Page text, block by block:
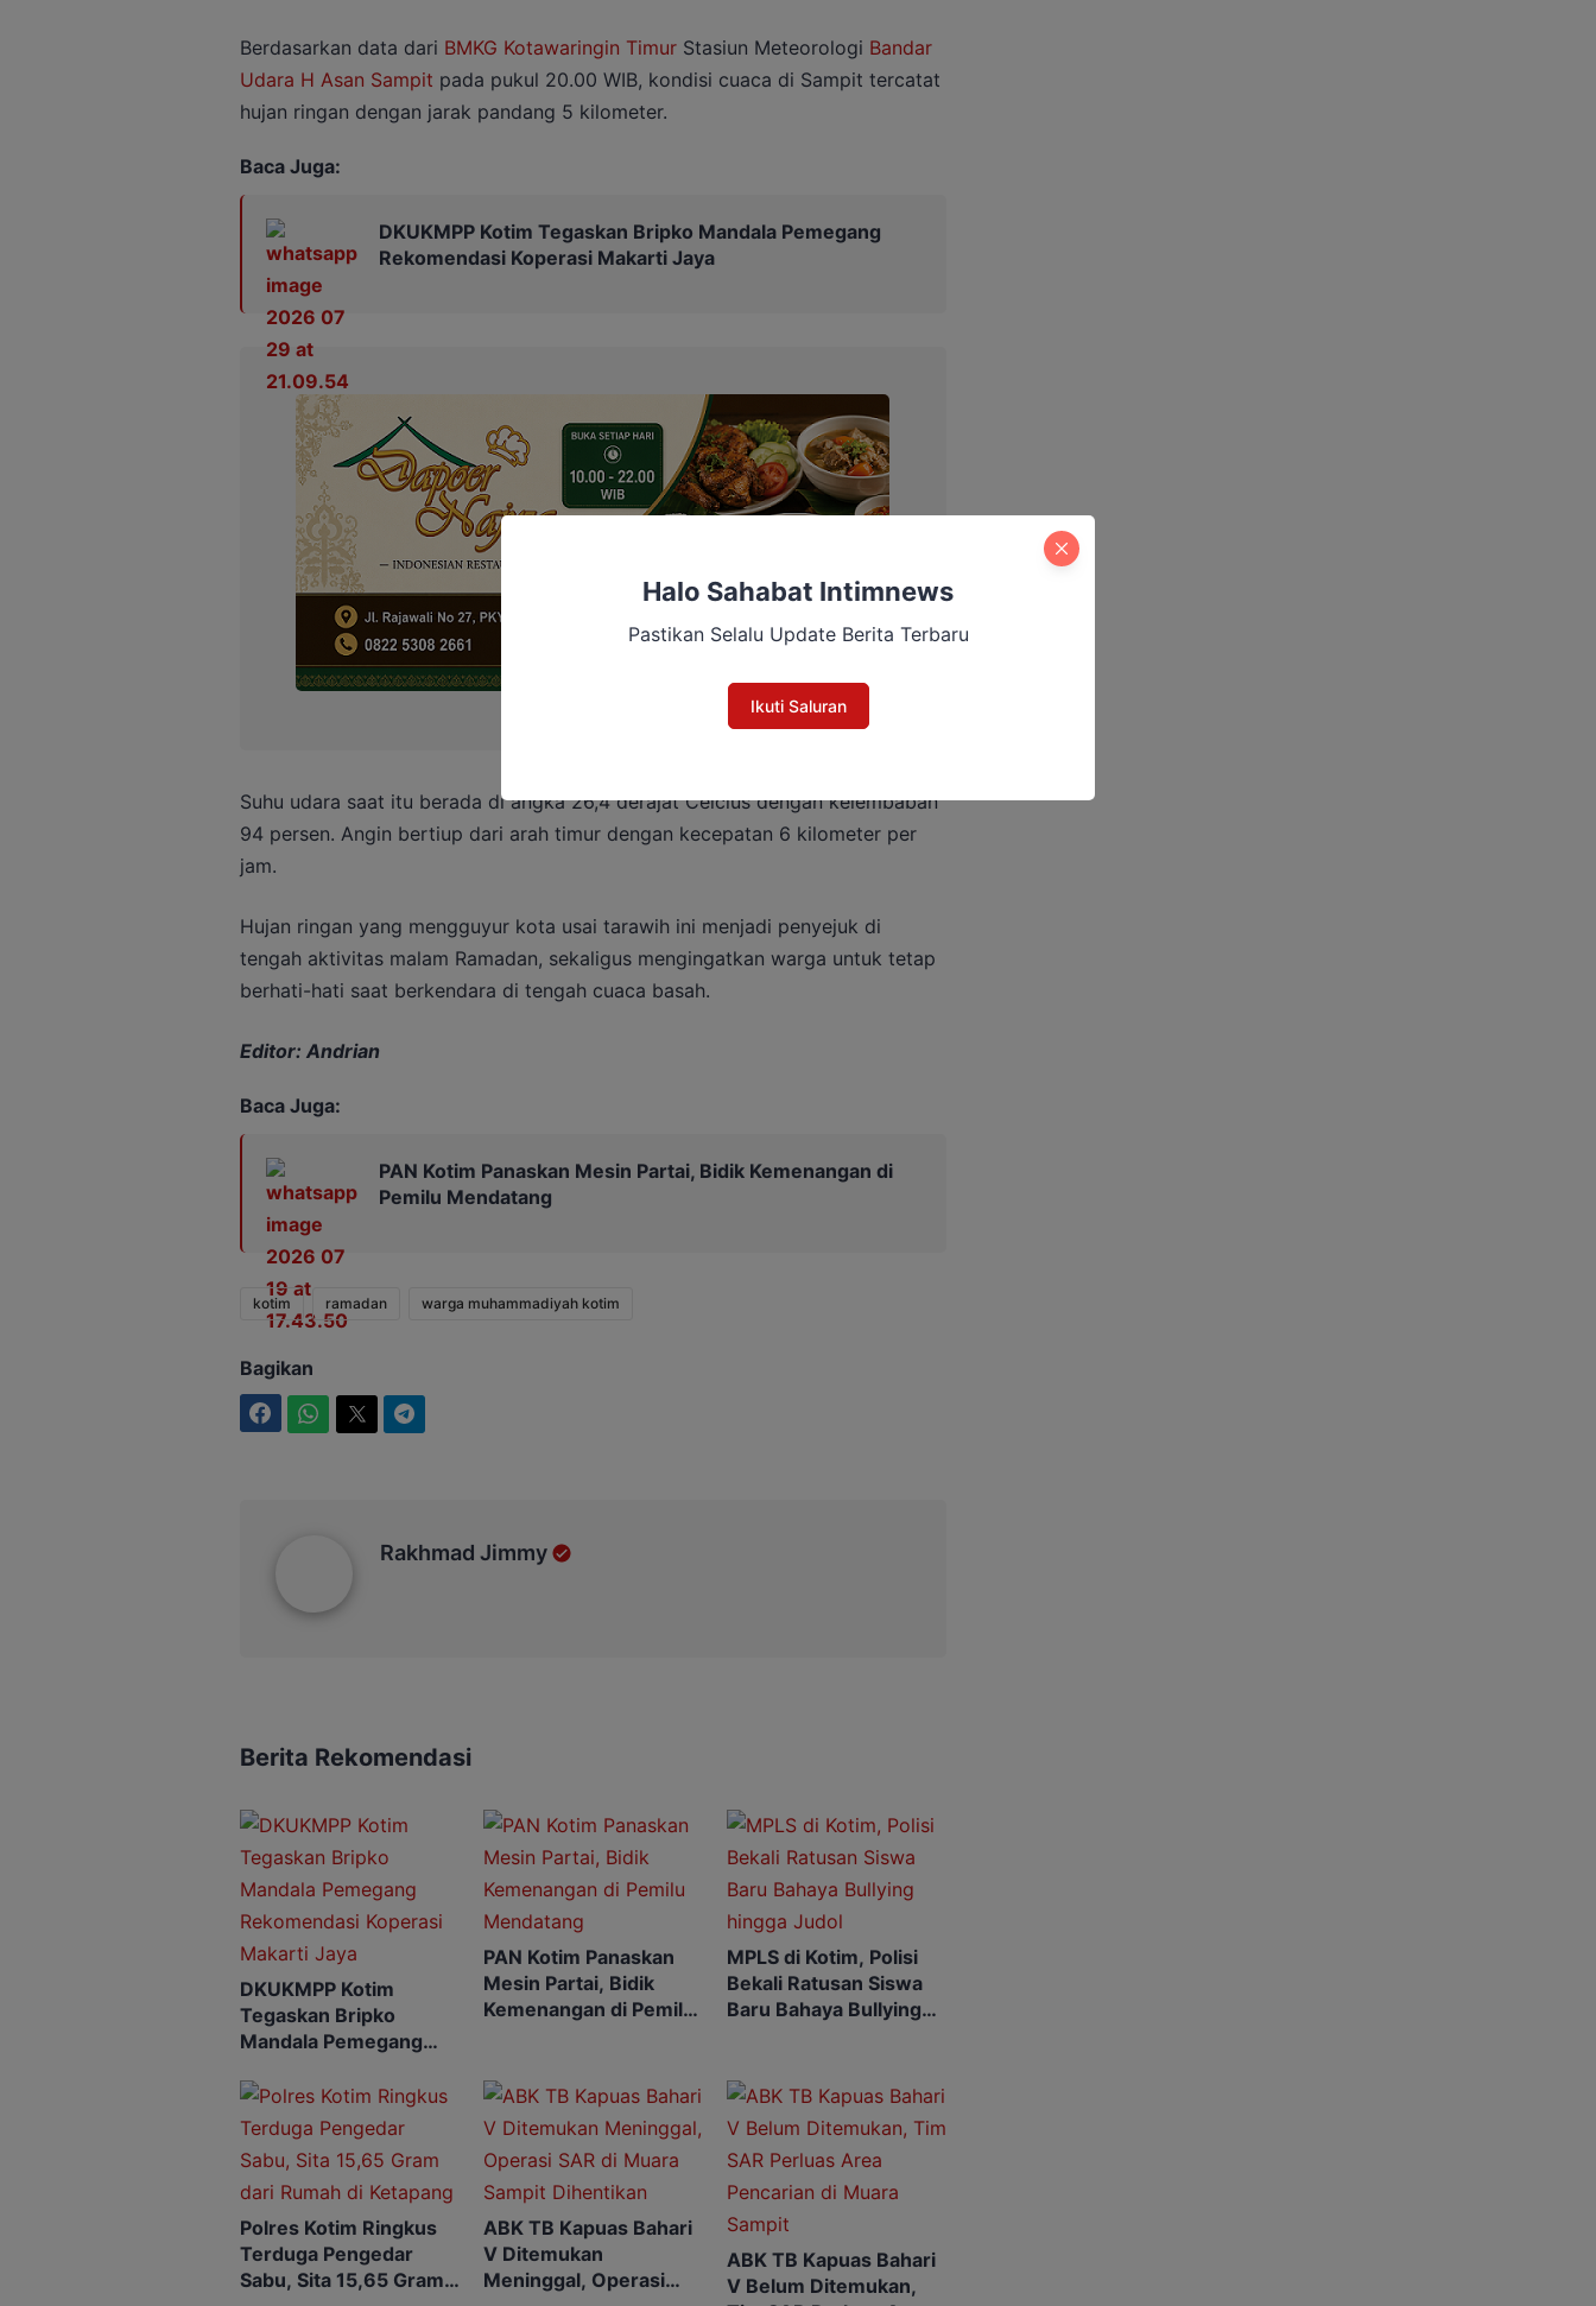
Berdasarkan data dari BMKG Kotawaringin TimurStasiun Meteorologi Bandar
Udara H Asan Sampit pada pukul 20.00 WIB, kondisi cuaca di Sampit tercatat
hujan ringan dengan jarak pandang 5 kilometer.
Baca Juga:
DKUKMPP Kotim Tegaskan Bripko Mandala Pemegang
Rekomendasi Koperasi Makarti Jaya
Suhu udara saat itu berada di angka 26,4 derajat Celcius dengan kelembaban
94 persen. Angin bertiup dari arah timur dengan kecepatan 6 kilometer per
jam.
Hujan ringan yang mengguyur kota usai tarawih ini menjadi penyejuk di
tengah aktivitas malam Ramadan, sekaligus mengingatkan warga untuk tetap
berhati-hati saat berkendara di tengah cuaca basah.
Editor: Andrian
Baca Juga:
PAN Kotim Panaskan Mesin Partai, Bidik Kemenangan di
Pemilu Mendatang
kotim ramadan warga muhammadiyah kotim
Bagikan
Rakhmad Jimmy
Berita Rekomendasi
DKUKMPP Kotim
Tegaskan Bripko
Mandala Pemegang
Makarti Jaya
PAN Kotim Panaskan
Mesin Partai, Bidik
Kemenangan di Pemilu
MPLS di Kotim, Polisi
Bekali Ratusan Siswa
Baru Bahaya Bullying
Polres Kotim Ringkus
Terduga Pengedar
Sabu, Sita 15,65 Gram
ABK TB Kapuas Bahari
V Ditemukan
Meninggal, Operasi
ABK TB Kapuas Bahari
V Belum Ditemukan,
Halo Sahabat Intimnews
Pastikan Selalu Update Berita Terbaru
Ikuti Saluran